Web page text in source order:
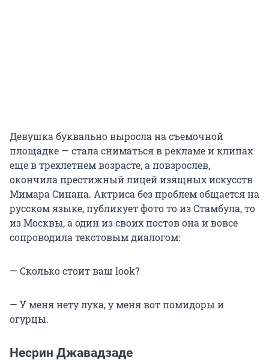
Девушка буквально выросла на съемочной
площадке — стала сниматься в рекламе и клипах
еще в трехлетнем возрасте, а повзрослев,
окончила престижный лицей изящных искусств
Мимара Синана. Актриса без проблем общается на
русском языке, публикует фото то из Стамбула, то
из Москвы, а один из своих постов она и вовсе
сопроводила текстовым диалогом:
— Сколько стоит ваш look?
— У меня нету лука, у меня вот помидоры и
огурцы.
Несрин Джавадзаде